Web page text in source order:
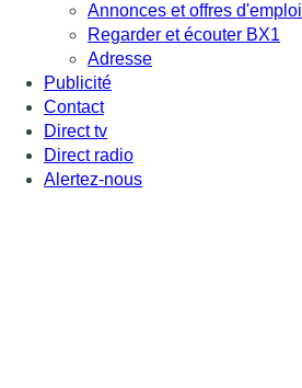
Annonces et offres d'emploi
Regarder et écouter BX1
Adresse
Publicité
Contact
Direct tv
Direct radio
Alertez-nous